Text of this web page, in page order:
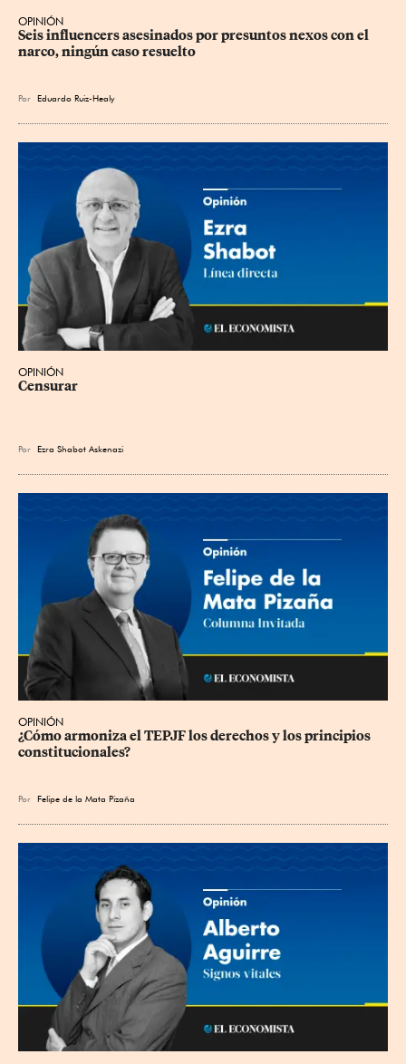
OPINIÓN
Seis influencers asesinados por presuntos nexos con el
narco, ningún caso resuelto
Por Eduardo Ruiz-Healy
OPINIÓN
Censurar
Por Ezra Shabot Askenazi
OPINIÓN
¿Cómo armoniza el TEPJF los derechos y los principios
constitucionales?
Por Felipe de la Mata Pizaña